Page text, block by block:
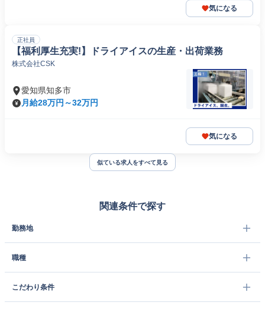
気になる
正社員
【福利厚生充実!】ドライアイスの生産・出荷業務
株式会社CSK
愛知県知多市
月給28万円～32万円
気になる
似ている求人をすべて見る
関連条件で探す
勤務地
職種
こだわり条件